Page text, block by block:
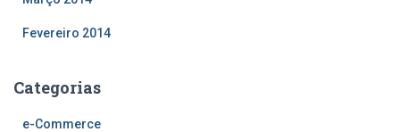
Fevereiro 2014
Categorias
e-Commerce